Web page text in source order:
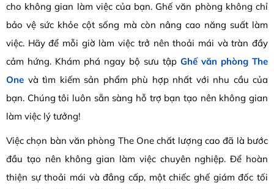
cho không gian làm việc của bạn. Ghế văn phòng không chỉ
bảo vệ sức khỏe cột sống mà còn nâng cao năng suất làm
việc. Hãy để mỗi giờ làm việc trở nên thoải mái và tràn đầy
cảm hứng. Khám phá ngay bộ sưu tập Ghế văn phòng The
One và tìm kiếm sản phẩm phù hợp nhất với nhu cầu của
bạn. Chúng tôi luôn sẵn sàng hỗ trợ bạn tạo nên không gian
làm việc lý tưởng!
Việc chọn bàn văn phòng The One chất lượng cao đã là bước
đầu tạo nên không gian làm việc chuyên nghiệp. Để hoàn
thiện sự thoải mái và đẳng cấp, một chiếc ghế giám đốc tối